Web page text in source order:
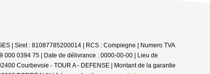
| Siret : 81087785200014 | RCS : Compiegne | Numero TVA
000 0394 75 | Date de délivrance : 0000-00-00 | Lieu de
Courbevoie - TOUR A - DEFENSE | Montant de la garantie